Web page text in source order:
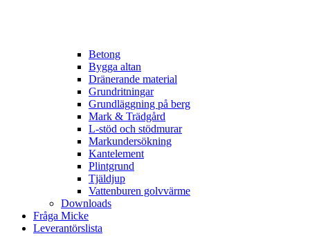
Betong
Bygga altan
Dränerande material
Grundritningar
Grundläggning på berg
Mark & Trädgård
L-stöd och stödmurar
Markundersökning
Kantelement
Plintgrund
Tjäldjup
Vattenburen golvvärme
Downloads
Fråga Micke
Leverantörslista